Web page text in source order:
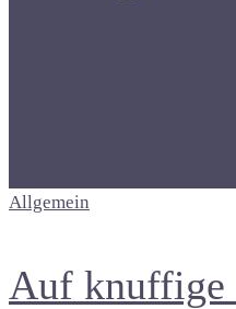
Allgemein
Auf knuffige